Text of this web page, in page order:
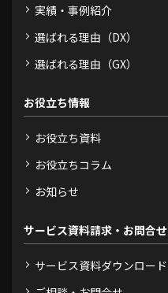
実績・事例紹介
選ばれる理由（DX）
選ばれる理由（GX）
お役立ち情報
お役立ち資料
お役立ちコラム
お知らせ
サービス資料請求・お問合せ
サービス資料ダウンロード